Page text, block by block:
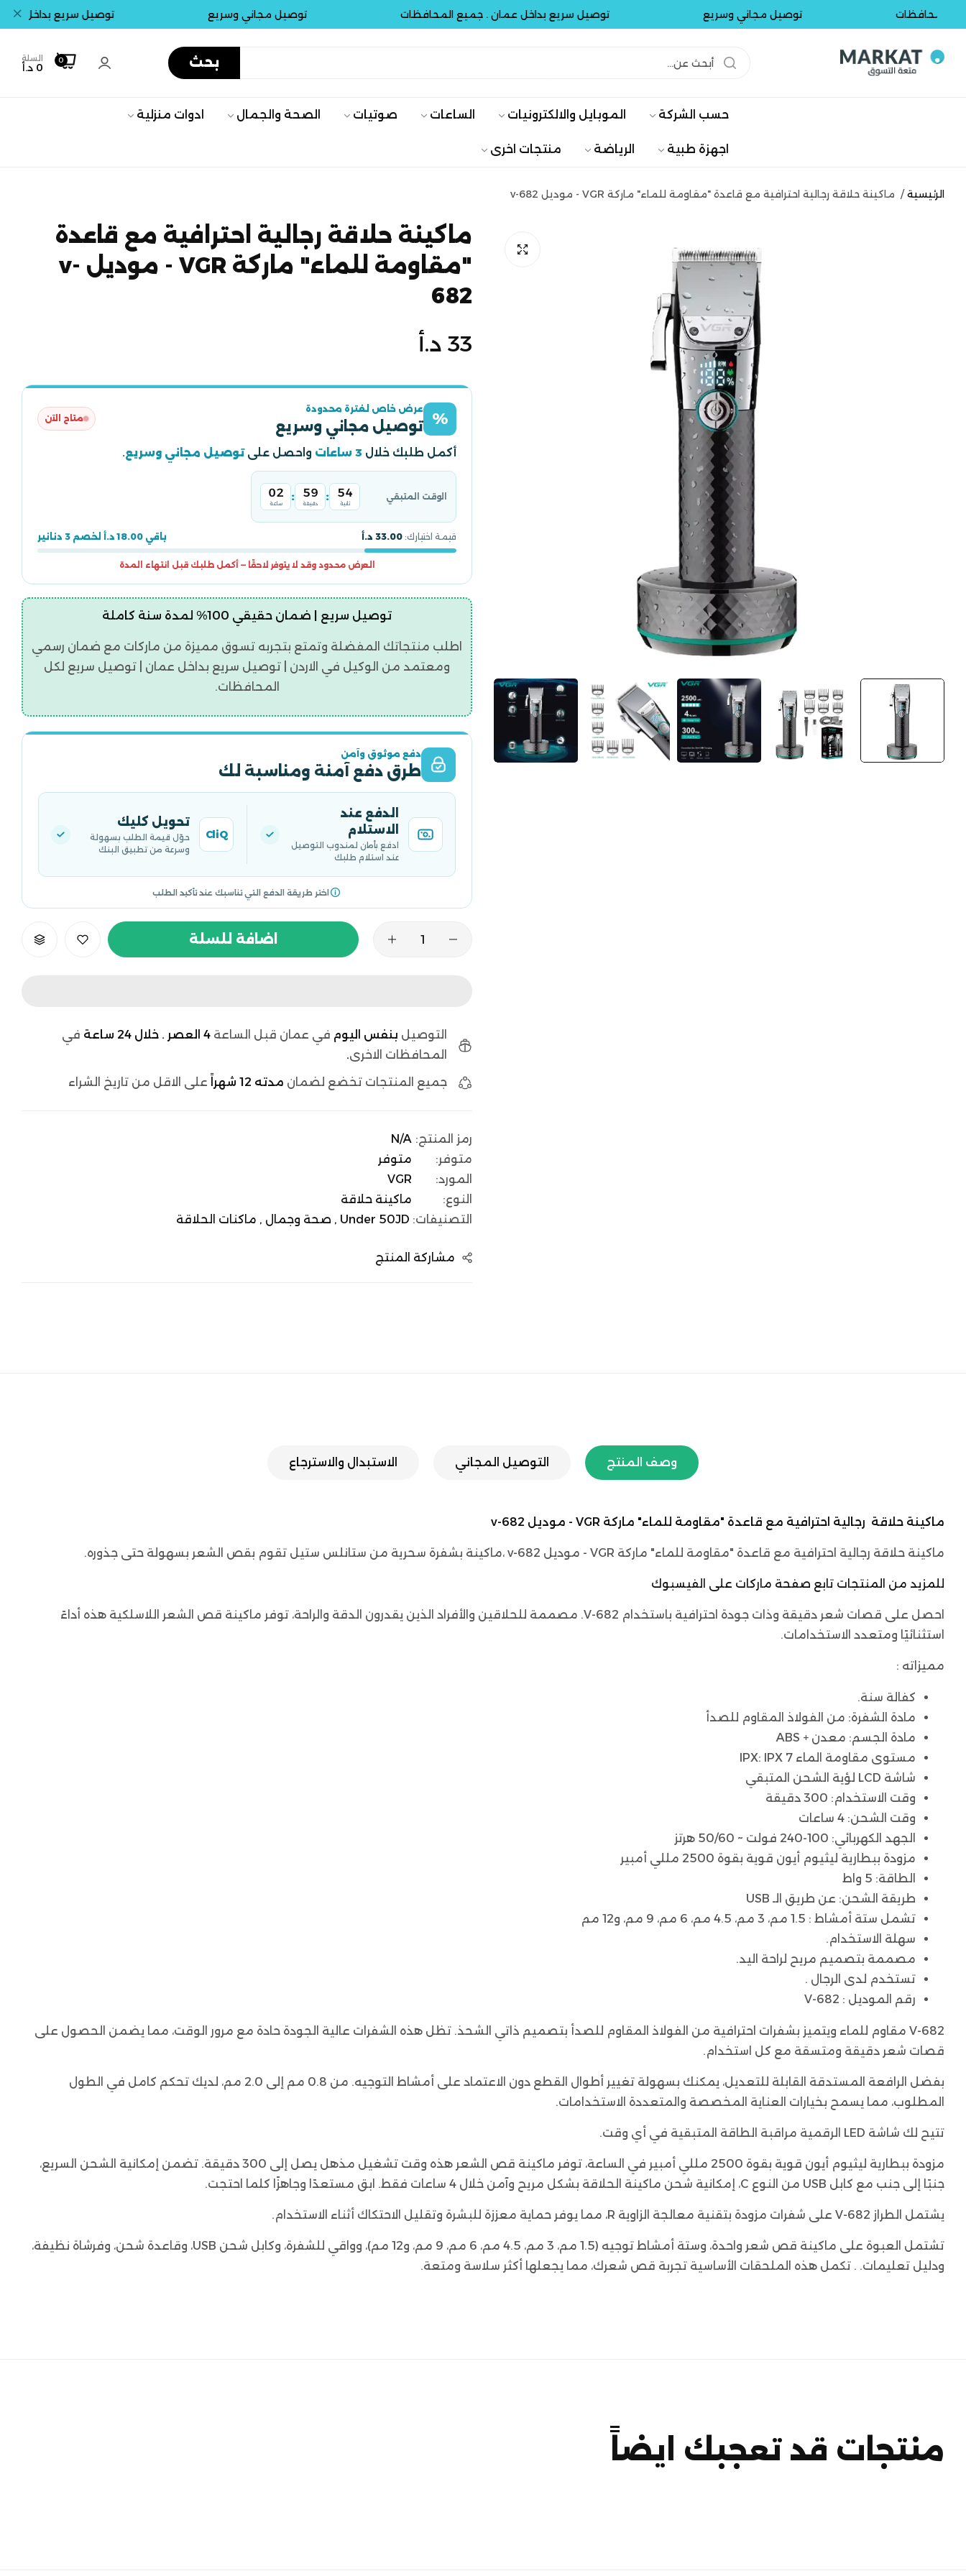
توصيل مجاني وسريع توصيل سريع بداخل عمان . جميع المحافظات توصيل مجاني وسريع توصيل سريع بداخل عمان .
بحث السلة
0 د.أ
0
حسب الشركة الموبايل والالكترونيات الساعات صوتيات الصحة والجمال ادوات منزلية
اجهزة طبية الرياضة منتجات اخرى
الرئيسية / ماكينة حلاقة رجالية احترافية مع قاعدة "مقاومة للماء" ماركة VGR - موديل v-682
ماكينة حلاقة رجالية احترافية مع قاعدة
"مقاومة للماء" ماركة VGR - موديل v-
682
السعر
الأصلي
33 د.أ
%
عرض خاص لفترة محدودة
توصيل مجاني وسريع متاح الآن
أكمل طلبك خلال 3 ساعات واحصل علىتوصيل مجاني وسريع.
الوقت المتبقي 02
ساعة
: 59
دقيقة
: 53
ثانية
قيمة اختيارك: 33.00 د.أ باقي 18.00 د.أ لخصم 3 دنانير
العرض محدود وقد لا يتوفر لاحقًا — أكمل طلبك قبل انتهاء المدة
توصيل سريع | ضمان حقيقي 100% لمدة سنة كاملة
اطلب منتجاتك المفضلة وتمتع بتجربه تسوق مميزة من ماركات مع ضمان رسمي
ومعتمد من الوكيل في الاردن | توصيل سريع بداخل عمان | توصيل سريع لكل
المحافظات.
دفع موثوق وآمن
طرق دفع آمنة ومناسبة لك
الدفع عند
الاستلام
ادفع بأمان لمندوب التوصيل
عند استلام طلبك
CliQ
تحويل كليك
حوّل قيمة الطلب بسهولة
وسرعة من تطبيق البنك
اختر طريقة الدفع التي تناسبك عند تأكيد الطلب
اضافة للسلة
التوصيل بنفس اليوم في عمان قبل الساعة
في
المحافظات الاخرى.
جميع المنتجات تخضع لضمان مدته 12 شهراً على الاقل من تاريخ الشراء
رمز المنتج: N/A
متوفر:
متوفر
المورد:
VGR
النوع:
ماكينة حلاقة
التصنيفات: Under 50JD , صحة وجمال , ماكنات الحلاقة
مشاركة المنتج
وصف المنتج التوصيل المجاني الاستبدال والاسترجاع
ماكينة حلاقة رجالية احترافية مع قاعدة "مقاومة للماء" ماركة VGR - موديل v-682
ماكينة حلاقة رجالية احترافية مع قاعدة "مقاومة للماء" ماركة VGR - موديل v-682 ،ماكينة بشفرة سحرية من ستانلس ستيل تقوم بقص الشعر بسهولة حتى جذوره.
للمزيد من المنتجات تابع صفحة ماركات على الفيسبوك
احصل على قصات شعر دقيقة وذات جودة احترافية باستخدام V-682. مصممة للحلاقين والأفراد الذين يقدرون الدقة والراحة، توفر ماكينة قص الشعر اللاسلكية هذه أداءً
استثنائيًا ومتعدد الاستخدامات.
مميزاته :
كفالة سنة.
مادة الشفرة: من الفولاذ المقاوم للصدأ
مادة الجسم: معدن + ABS
مستوى مقاومة الماء IPX: IPX 7
شاشة LCD لؤية الشحن المتبقي
وقت الاستخدام: 300 دقيقة
وقت الشحن: 4 ساعات
الجهد الكهربائي: 100-240 فولت ~ 50/60 هرتز
مزودة ببطارية ليثيوم أيون قوية بقوة 2500 مللي أمبير
الطاقة: 5 واط
طريقة الشحن: عن طريق الـ USB
تشمل ستة أمشاط : 1.5 مم، 3 مم، 4.5 مم، 6 مم، 9 مم، و12 مم
سهلة الاستخدام.
مصممة بتصميم مريح لراحة اليد.
تستخدم لدى الرجال .
رقم الموديل : V-682
V-682 مقاوم للماء ويتميز بشفرات احترافية من الفولاذ المقاوم للصدأ بتصميم ذاتي الشحذ. تظل هذه الشفرات عالية الجودة حادة مع مرور الوقت، مما يضمن الحصول على
قصات شعر دقيقة ومتسقة مع كل استخدام.
بفضل الرافعة المستدقة القابلة للتعديل، يمكنك بسهولة تغيير أطوال القطع دون الاعتماد على أمشاط التوجيه. من 0.8 مم إلى 2.0 مم، لديك تحكم كامل في الطول
المطلوب، مما يسمح بخيارات العناية المخصصة والمتعددة الاستخدامات.
تتيح لك شاشة LED الرقمية مراقبة الطاقة المتبقية في أي وقت.
مزودة ببطارية ليثيوم أيون قوية بقوة 2500 مللي أمبير في الساعة، توفر ماكينة قص الشعر هذه وقت تشغيل مذهل يصل إلى 300 دقيقة. تضمن إمكانية الشحن السريع،
جنبًا إلى جنب مع كابل USB من النوع C، إمكانية شحن ماكينة الحلاقة بشكل مريح وآمن خلال 4 ساعات فقط. ابق مستعدًا وجاهزًا كلما احتجت.
يشتمل الطراز V-682 على شفرات مزودة بتقنية معالجة الزاوية R، مما يوفر حماية معززة للبشرة وتقليل الاحتكاك أثناء الاستخدام.
تشتمل العبوة على ماكينة قص شعر واحدة، وستة أمشاط توجيه (1.5 مم، 3 مم، 4.5 مم، 6 مم، 9 مم، و12 مم)، وواقي للشفرة، وكابل شحن USB، وقاعدة شحن، وفرشاة نظيفة،
ودليل تعليمات. . تكمل هذه الملحقات الأساسية تجربة قص شعرك، مما يجعلها أكثر سلاسة ومتعة.
منتجات قد تعجبك ايضاً